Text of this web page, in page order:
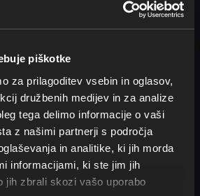
piškotke
za prilagoditev vsebin in oglasov,
družbenih medijev in za analize
tega delimo informacije o vaši
z našimi partnerji s področja
in analitike, ki jih morda
informacijami, ki ste jim jih
jih zbrali skozi vašo uporabo
izkoplji blok v globino.
tako, da gleda v blok
kdaj ovca je in kdaj je
postavi metalnik,
steklenim blokom. Na blok
in ob metalniku položi
Metalnik napolni z dovolj